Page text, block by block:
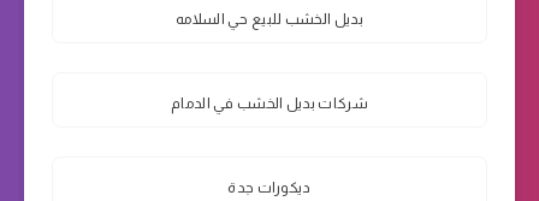
بديل الخشب للبيع حي السلامه
شركات بديل الخشب في الدمام
ديكورات جدة